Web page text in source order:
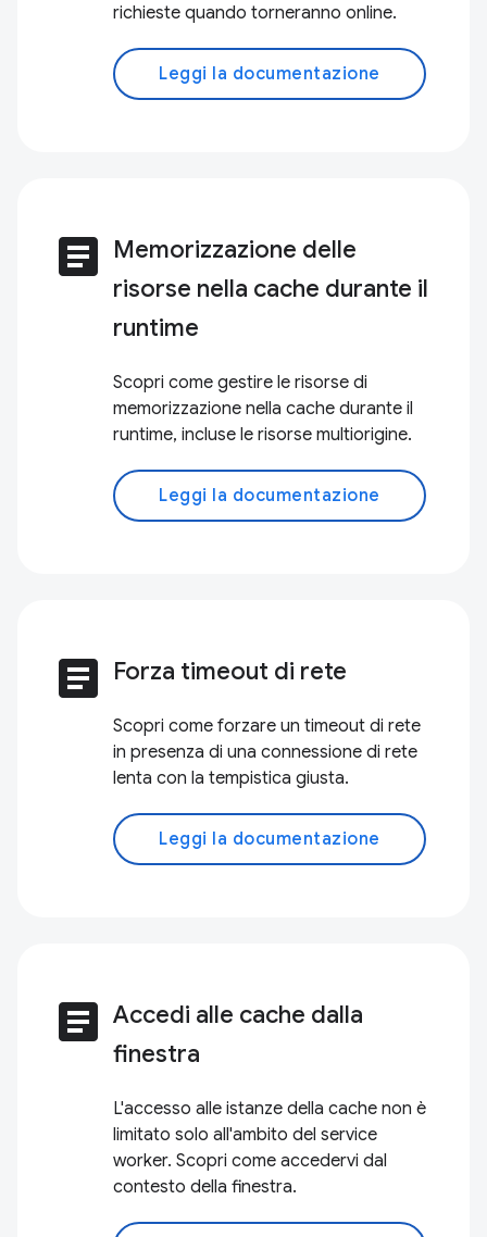
richieste quando torneranno online.
Leggi la documentazione
article Memorizzazione delle
risorse nella cache durante il
runtime
Scopri come gestire le risorse di
memorizzazione nella cache durante il
runtime, incluse le risorse multiorigine.
Leggi la documentazione
article Forza timeout di rete
Scopri come forzare un timeout di rete
in presenza di una connessione di rete
lenta con la tempistica giusta.
Leggi la documentazione
article Accedi alle cache dalla
finestra
L'accesso alle istanze della cache non è
limitato solo all'ambito del service
worker. Scopri come accedervi dal
contesto della finestra.